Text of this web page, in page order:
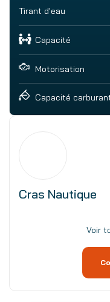
Tirant d'eau
Capacité
Motorisation
Capacité
Cras Nautique
Voir